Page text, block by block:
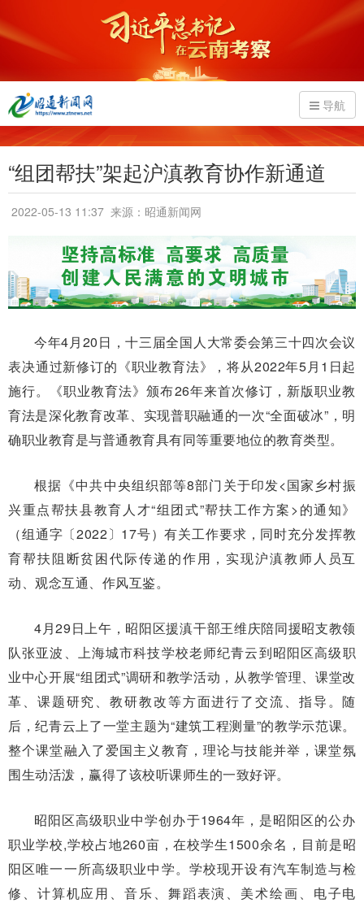
导航
“组团帮扶”架起沪滇教育协作新通道
2022-05-13 11:37 来源：昭通新闻网
今年4月20日，十三届全国人大常委会第三十四次会议
表决通过新修订的《职业教育法》，将从2022年5月1日起
施行。《职业教育法》颁布26年来首次修订，新版职业教
育法是深化教育改革、实现普职融通的一次“全面破冰”，明
确职业教育是与普通教育具有同等重要地位的教育类型。
根据《中共中央组织部等8部门关于印发<国家乡村振
兴重点帮扶县教育人才“组团式”帮扶工作方案>的通知》
（组通字〔2022〕17号）有关工作要求，同时充分发挥教
育帮扶阻断贫困代际传递的作用，实现沪滇教师人员互
动、观念互通、作风互鉴。
4月29日上午，昭阳区援滇干部王维庆陪同援昭支教领
队张亚波、上海城市科技学校老师纪青云到昭阳区高级职
业中心开展“组团式”调研和教学活动，从教学管理、课堂改
革、课题研究、教研教改等方面进行了交流、指导。随
后，纪青云上了一堂主题为“建筑工程测量”的教学示范课。
整个课堂融入了爱国主义教育，理论与技能并举，课堂氛
围生动活泼，赢得了该校听课师生的一致好评。
昭阳区高级职业中学创办于1964年，是昭阳区的公办
职业学校,学校占地260亩，在校学生1500余名，目前是昭
阳区唯一一所高级职业中学。学校现开设有汽车制造与检
修、计算机应用、音乐、舞蹈表演、美术绘画、电子电